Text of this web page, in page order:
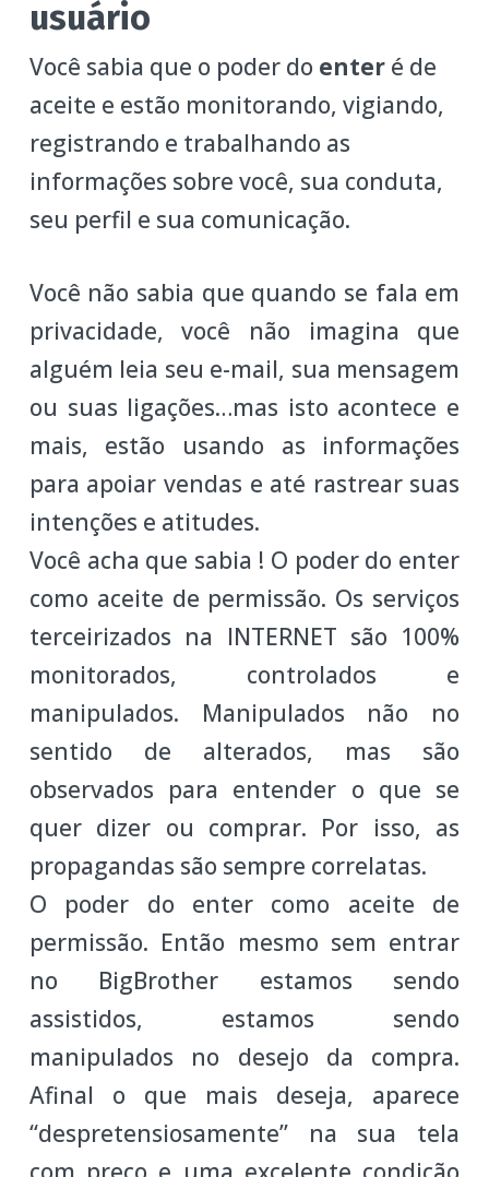
usuário
Você sabia que o poder do enteré de
aceite e estão monitorando, vigiando,
registrando e trabalhando as
informações sobre você, sua conduta,
seu perfil e sua comunicação.
Você não sabia que quando se fala em
privacidade, você não imagina que
alguém leia seu e-mail, sua mensagem
ou suas ligações…mas isto acontece e
mais, estão usando as informações
para apoiar vendas e até rastrear suas
intenções e atitudes.
Você acha que sabia ! O poder do enter
como aceite de permissão. Os serviços
terceirizados na INTERNET são 100%
monitorados, controlados e
manipulados. Manipulados não no
sentido de alterados, mas são
observados para entender o que se
quer dizer ou comprar. Por isso, as
propagandas são sempre correlatas.
O poder do enter como aceite de
permissão. Então mesmo sem entrar
no BigBrother estamos sendo
assistidos, estamos sendo
manipulados no desejo da compra.
Afinal o que mais deseja, aparece
“despretensiosamente” na sua tela